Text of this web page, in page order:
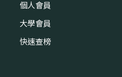
個人會員
大學會員
快速查榜